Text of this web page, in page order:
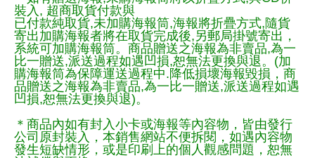
裝入, 超商取貨付款與
已付款純取貨,未加購海報筒,海報將折疊方式,隨貨
寄出加購海報者將在取貨完成後,另郵局掛號寄出，
系統可加購海報筒。商品贈送之海報為非賣品,為一
比一贈送,派送過程如遇凹損,恕無法更換與退。(加
購海報筒為保障運送過程中.降低損壞海報毀損，商
品贈送之海報為非賣品,為一比一贈送,派送過程如遇
凹損,恕無法更換與退)。
＊商品內如有封入小卡或海報等內容物，皆由發行
公司原封裝入，本銷售網站不便拆閱，如遇內容物
發生短缺情形，或是印刷上的個人觀感問題，恕無